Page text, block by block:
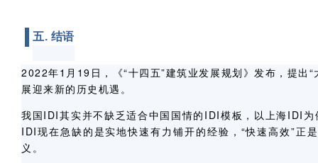
五. 结语
2022年1 月 19 日，《“十四五”建筑业发展规划》发布，提
展迎来新的历史机遇。
我国IDI其实并不缺乏适合中国国情的IDI模板，以上海IDI
IDI现在急缺的是实地快速有力铺开的经验，“快速高效”
义。